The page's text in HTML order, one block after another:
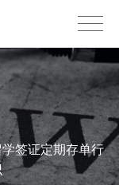
签证定期存单行